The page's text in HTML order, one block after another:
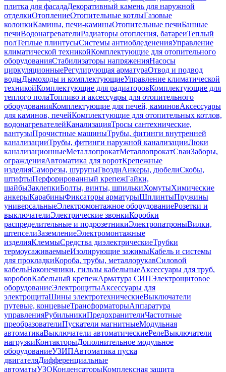
плитка для фасадаДекоративный камень для наружной
отделкиОтоплениеОтопительные котлыГазовые
колонкиКамины, печи-каминыОтопительные печиБанные
печиВодонагревателиРадиаторы отопления, батареиТеплый
полТеплые плинтусыСистемы антиобледененияУправление
климатической техникойКомплектующие для отопительного
оборудованияСтабилизаторы напряженияНасосы
циркуляционныеРегулирующая арматураОтвод и подвод
водыДымоходы и комплектующиеУправление климатической
техникойКомплектующие для радиаторовКомплектующие для
теплого полаТопливо и аксессуары для отопительного
оборудованияКомплектующие для печей, каминовАксессуары
для каминов, печейКомплектующие для отопительных котлов,
водонагревателейКанализацияТросы сантехнические,
вантузыПрочистные машиныТрубы, фитинги внутренней
канализацииТрубы, фитинги наружной канализацииЛюки
канализационныеМеталлопрокатМеталлопрокатСваиЗаборы,
огражденияАвтоматика для воротКрепежные
изделияСаморезы, шурупыГвоздиАнкеры, дюбелиСкобы,
штифтыПерфорированный крепежГайки,
шайбыЗаклепкиБолты, винты, шпилькиХомутыХимические
анкерыКарабиныФиксаторы арматурыШплинтыПружины
универсальныеЭлектромонтажное оборудованиеРозетки и
выключателиЭлектрические звонкиКоробки
распределительные и подрозетникиЭлектропатроныВилки,
штепселиЗаземлениеЭлектромонтажные
изделияКлеммыСредства диэлектрическиеТрубки
термоусаживаемыеИзолирующие зажимыКабель и системы
для прокладкиКороба, трубы, металлорукавСиловой
кабельНаконечники, гильзы кабельныеАксессуары для труб,
коробовКабельный крепежАрматура СИПЭлектрощитовое
оборудованиеЭлектрощитыАксессуары для
электрощитаШины электротехническиеВыключатели
путевые, концевыеТрансформаторыАппаратура
управленияРубильникиПредохранителиЧастотные
преобразователиПускатели магнитныеМодульная
автоматикаВыключатели автоматическиеРелеВыключатели
нагрузкиКонтакторыДополнительное модульное
оборудованиеУЗИПАвтоматика пуска
двигателяДифференциальные
автоматыУЗОКонденсаторыКомплексная защита